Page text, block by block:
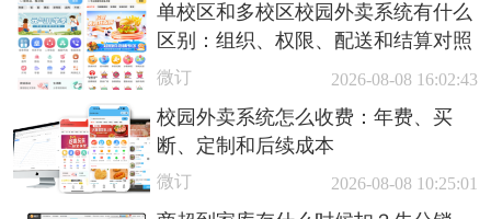
单校区和多校区校园外卖系统有什么
区别：组织、权限、配送和结算对照
微订 2026-08-08 16:02:43
校园外卖系统怎么收费：年费、买
断、定制和后续成本
微订 2026-08-08 10:25:01